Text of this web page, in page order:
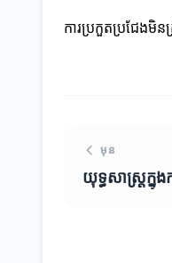
ការប្រកួតប្រជែងមិន
មុន
យុទ្ធសាស្ត្រក្នុ